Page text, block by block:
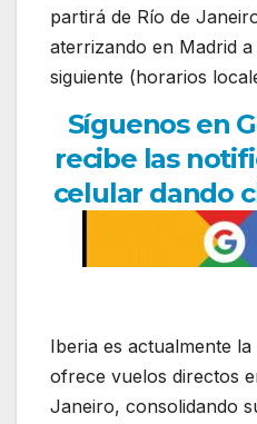
partirá de Río de
aterrizando en Madrid a
siguiente (horarios
Síguenos en
recibe las
celular dando
Iberia es actualmente
ofrece vuelos directos
Janeiro, consolidando